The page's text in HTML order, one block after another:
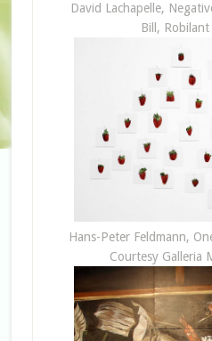
David Lachapelle,
Bill, Robilant
Hans-Peter Feldmann,
Courtesy Galleria